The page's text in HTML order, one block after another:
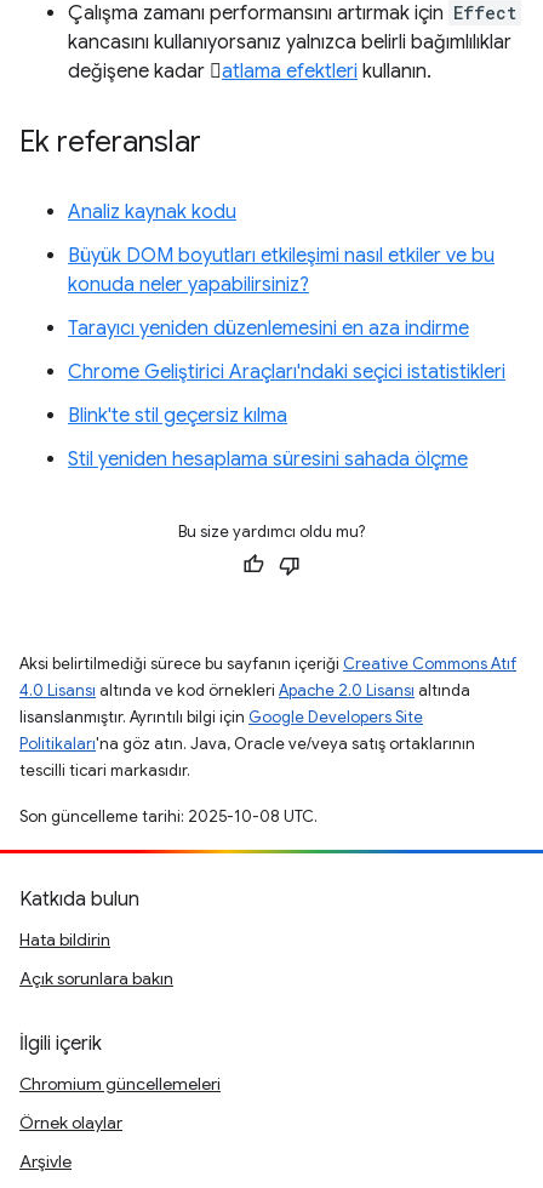
Çalışma zamanı performansını artırmak için Effect
kancasını kullanıyorsanız yalnızca belirli bağımlılıklar
değişene kadar atlama efektleri kullanın.
Ek referanslar
Analiz kaynak kodu
Büyük DOM boyutları etkileşimi nasıl etkiler ve bu
konuda neler yapabilirsiniz?
Tarayıcı yeniden düzenlemesini en aza indirme
Chrome Geliştirici Araçları'ndaki seçici istatistikleri
Blink'te stil geçersiz kılma
Stil yeniden hesaplama süresini sahada ölçme
Bu size yardımcı oldu mu?
Aksi belirtilmediği sürece bu sayfanın içeriği Creative Commons Atıf
4.0 Lisansı altında ve kod örnekleri Apache 2.0 Lisansı altında
lisanslanmıştır. Ayrıntılı bilgi için Google Developers Site
Politikaları'na göz atın. Java, Oracle ve/veya satış ortaklarının
tescilli ticari markasıdır.
Son güncelleme tarihi: 2025-10-08 UTC.
Katkıda bulun
Hata bildirin
Açık sorunlara bakın
İlgili içerik
Chromium güncellemeleri
Örnek olaylar
Arşivle